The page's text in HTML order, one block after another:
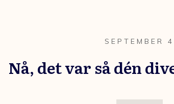
SEPTEMBER 4
Nå, det var så dén